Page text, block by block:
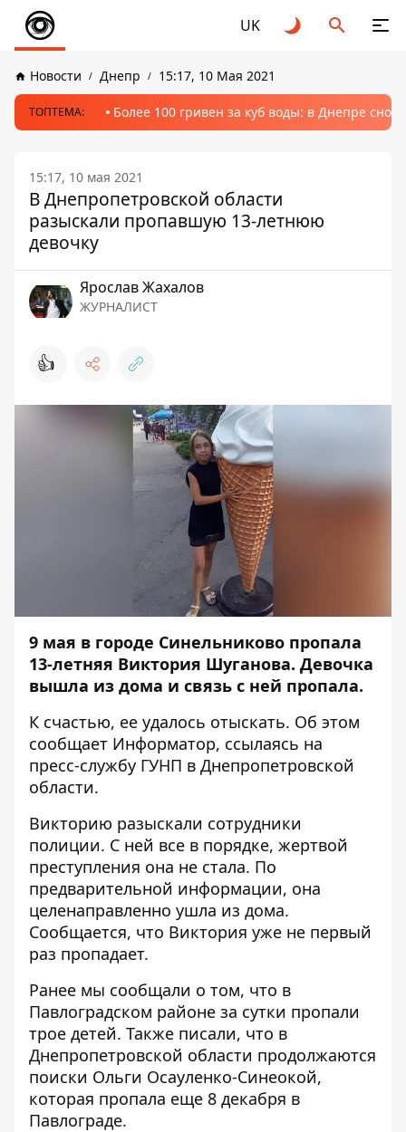
UK
Новости Днепр 15:17, 10 Мая 2021
ТОПТЕМА: Более 100 гривен за куб воды: в Днепре
15:17, 10 мая 2021
В Днепропетровской области
разыскали пропавшую 13-летнюю
девочку
Ярослав Жахалов
ЖУРНАЛИСТ
👍
9 мая в городе Синельниково пропала
13-летняя Виктория Шуганова. Девочка
вышла из дома и связь с ней пропала.
К счастью, ее удалось отыскать. Об этом
сообщает Информатор, ссылаясь на
пресс-службу ГУНП в Днепропетровской
области.
Викторию разыскали сотрудники
полиции. С ней все в порядке, жертвой
преступления она не стала. По
предварительной информации, она
целенаправленно ушла из дома.
Сообщается, что Виктория уже не первый
раз пропадает.
Ранее мы сообщали о том, что в
Павлоградском районе за сутки пропали
трое детей. Также писали, что в
Днепропетровской области продолжаются
поиски Ольги Осауленко-Синеокой,
которая пропала еще 8 декабря в
Павлограде.